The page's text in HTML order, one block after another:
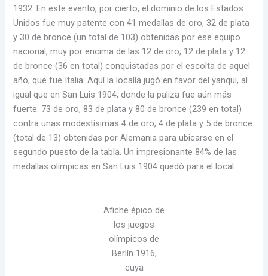
1932. En este evento, por cierto, el dominio de los Estados
Unidos fue muy patente con 41 medallas de oro, 32 de plata
y 30 de bronce (un total de 103) obtenidas por ese equipo
nacional, muy por encima de las 12 de oro, 12 de plata y 12
de bronce (36 en total) conquistadas por el escolta de aquel
año, que fue Italia. Aquí la localía jugó en favor del yanqui, al
igual que en San Luis 1904, donde la paliza fue aún más
fuerte: 73 de oro, 83 de plata y 80 de bronce (239 en total)
contra unas modestísimas 4 de oro, 4 de plata y 5 de bronce
(total de 13) obtenidas por Alemania para ubicarse en el
segundo puesto de la tabla. Un impresionante 84% de las
medallas olímpicas en San Luis 1904 quedó para el local.
Afiche épico de
los juegos
olímpicos de
Berlín 1916,
cuya